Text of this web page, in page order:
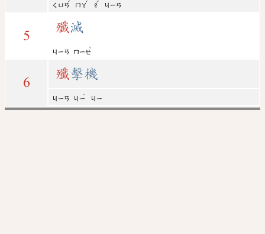
ㄑㄩㄢ ㄇㄚ ㄔ ㄐㄧㄢ
5
殲滅
ㄐㄧㄢ ㄇㄧㄝ
ˋ
6
殲擊機
ㄐㄧㄢ ㄐㄧ
ˊ
ㄐㄧ